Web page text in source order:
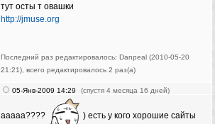
тут осты т овашки
http://jmuse.org
Последний раз редактировалось: Danpeal (2010-05-20
21:21), всего редактировалось 2 раз(а)
05-Янв-2009 14:29 (спустя 4 месяца 16 дней)
ааааа???? ) есть у кого хорошие сайты